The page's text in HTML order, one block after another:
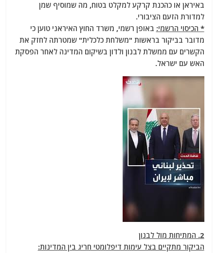
באיראן או כהכנת קרקע למקלט בטוח, מה שמוסיף שמן
למדורת הזעם הציבורי.
* הכיסוי הרשמי: באופן רשמי, משרד החוץ האיראני טוען כי
מדובר בביקור בראשות "משלחת כלכלית" שמטרתה לחזק את
הקשרים עם ממשלת לבנון ולדון בשיקום המדינה לאחר הפסקת
האש עם ישראל.
2. המתיחות מול לבנון
הביקור מתקיים בצל עימות דיפלומטי חריג בין המדינות: